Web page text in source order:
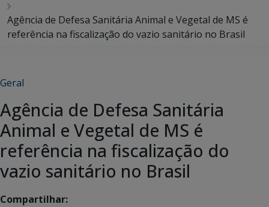
Agência de Defesa Sanitária Animal e Vegetal de MS é
referência na fiscalização do vazio sanitário no Brasil
Geral
Agência de Defesa Sanitária
Animal e Vegetal de MS é
referência na fiscalização do
vazio sanitário no Brasil
Compartilhar: